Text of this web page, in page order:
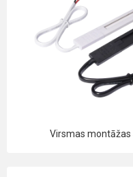
Virsmas montāžas